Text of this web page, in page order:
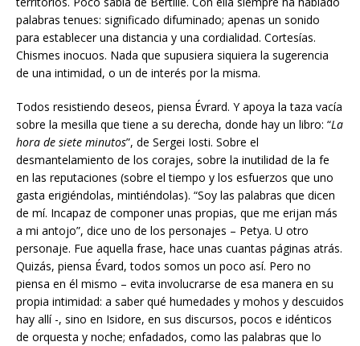
palabras tenues: significado difuminado; apenas un sonido
para establecer una distancia y una cordialidad. Cortesías.
Chismes inocuos. Nada que supusiera siquiera la sugerencia
de una intimidad, o un de interés por la misma.
Todos resistiendo deseos, piensa Évrard. Y apoya la taza vacía
sobre la mesilla que tiene a su derecha, donde hay un libro: “La
hora de siete minutos”, de Sergei Iosti. Sobre el
desmantelamiento de los corajes, sobre la inutilidad de la fe
en las reputaciones (sobre el tiempo y los esfuerzos que uno
gasta erigiéndolas, mintiéndolas). “Soy las palabras que dicen
de mí. Incapaz de componer unas propias, que me erijan más
a mi antojo”, dice uno de los personajes – Petya. U otro
personaje. Fue aquella frase, hace unas cuantas páginas atrás.
Quizás, piensa Évard, todos somos un poco así. Pero no
piensa en él mismo – evita involucrarse de esa manera en su
propia intimidad: a saber qué humedades y mohos y descuidos
hay allí -, sino en Isidore, en sus discursos, pocos e idénticos
de orquesta y noche; enfadados, como las palabras que lo